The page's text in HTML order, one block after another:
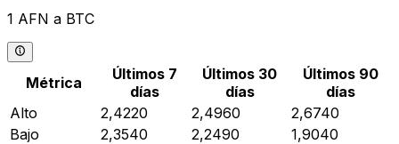
1 AFN a BTC
Métrica
Últimos 7
días
Últimos 30
días
Últimos 90
días
Alto
2,4220 2,4960
2,6740
Bajo
2,3540 2,2490
1,9040